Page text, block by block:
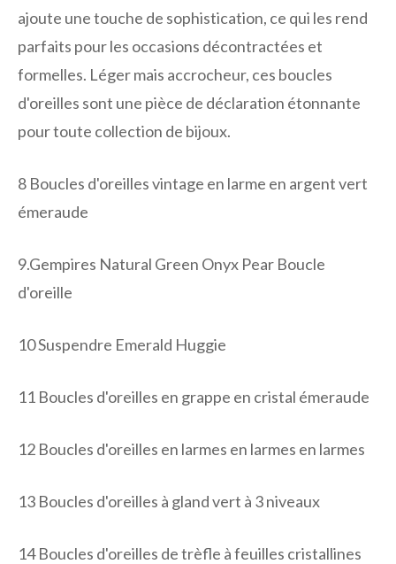
ajoute une touche de sophistication, ce qui les rend
parfaits pour les occasions décontractées et
formelles. Léger mais accrocheur, ces boucles
d'oreilles sont une pièce de déclaration étonnante
pour toute collection de bijoux.
8 Boucles d'oreilles vintage en larme en argent vert
émeraude
9.Gempires Natural Green Onyx Pear Boucle
d'oreille
10Suspendre Emerald Huggie
11 Boucles d'oreilles en grappe en cristal émeraude
12 Boucles d'oreilles en larmes en larmes en larmes
13 Boucles d'oreilles à gland vert à 3 niveaux
14Boucles d'oreilles de trèfle à feuilles cristallines